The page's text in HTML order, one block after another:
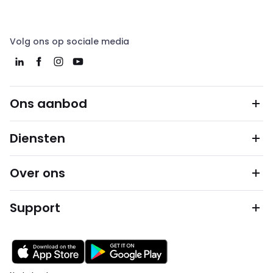
Volg ons op sociale media
Ons aanbod
Diensten
Over ons
Support